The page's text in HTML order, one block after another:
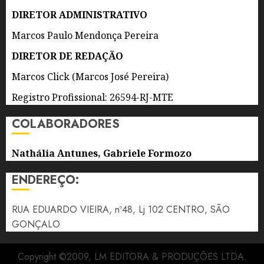
5 DE
AGOSTO
DE 2026
0
DIRETOR ADMINISTRATIVO
Marcos Paulo Mendonça Pereira
DIRETOR DE REDAÇÃO
Marcos Click (Marcos José Pereira)
Registro Profissional: 26594-RJ-MTE
COLABORADORES
Nathália Antunes, Gabriele Formozo
ENDEREÇO:
RUA EDUARDO VIEIRA, nº48, Lj 102 CENTRO, SÃO
GONÇALO
Copyright ©2009, LM EDITORA & PRODUÇÕES LTDA.